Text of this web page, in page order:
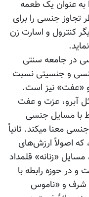
به عنوان یک طعمه
جنسی را برای
کنترول و اسارت زن
در جامعه سنتی
و جنسیتی نسبت
«عفت» نیز است.
آبرو، عزت و عفت
با مسایل جنسی
مطرح می‫کند و صرفاً و در حوزه روابط جنسی معنا می‫کند. ثانیاً
اصولاً ارزش‌های
«زنانه» قلمداد
و در حوزه رابطه با
شرف و «ناموس